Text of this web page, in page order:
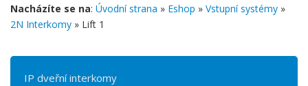
Nacházíte se na: Úvodní strana » Eshop » Vstupní systémy »
2N Interkomy » Lift 1
IP dveřní interkomy